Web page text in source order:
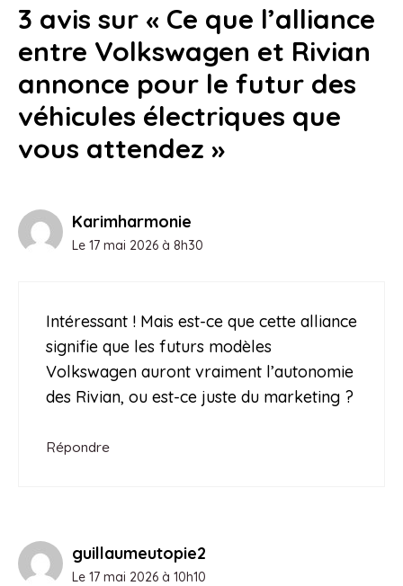
3 avis sur « Ce que l’alliance
entre Volkswagen et Rivian
annonce pour le futur des
véhicules électriques que
vous attendez »
Karimharmonie
Le 17 mai 2026 à 8h30
Intéressant ! Mais est-ce que cette alliance
signifie que les futurs modèles
Volkswagen auront vraiment l’autonomie
des Rivian, ou est-ce juste du marketing ?
Répondre
guillaumeutopie2
Le 17 mai 2026 à 10h10